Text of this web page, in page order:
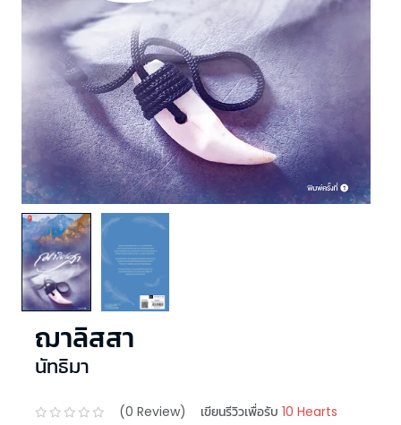
ฌาลิสสา
นัทธิมา
(0 Review) เขียนรีวิวเพื่อรับ 10 Hearts